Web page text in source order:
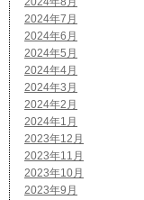
2024年7月
2024年6月
2024年5月
2024年4月
2024年3月
2024年2月
2024年1月
2023年12月
2023年11月
2023年10月
2023年9月